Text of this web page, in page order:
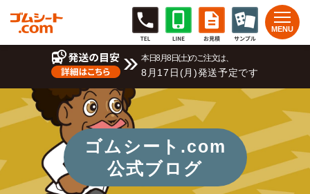
本日8月8日(土)のご注文は、
8月17日(月)発送予定です
ゴムシート.com
公式ブログ